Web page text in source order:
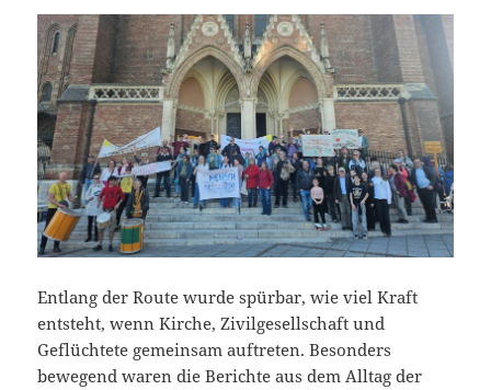
Entlang der Route wurde spürbar, wie viel Kraft
entsteht, wenn Kirche, Zivilgesellschaft und
Geflüchtete gemeinsam auftreten. Besonders
bewegend waren die Berichte aus dem Alltag der